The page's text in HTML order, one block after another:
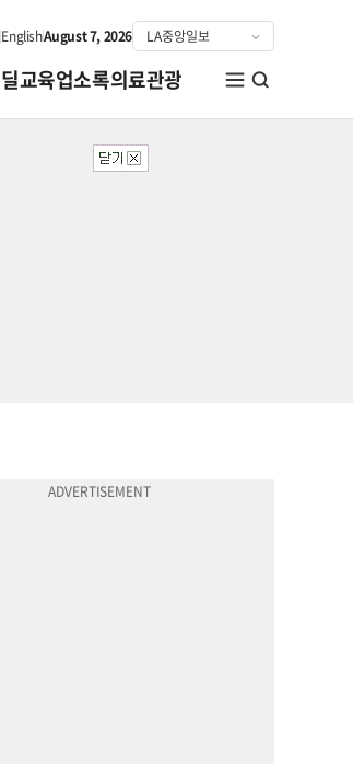
EnglishAugust 7, 2026
교육업소록의료관광